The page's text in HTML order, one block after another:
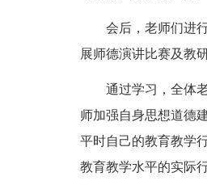
会后，老师们进
展师德演讲比赛及教
通过学习，全体
师加强自身思想道德
平时自己的教育教学
教育教学水平的实际